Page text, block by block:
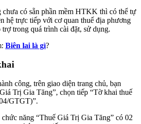
có sẵn phần mềm HTKK thì có thể tự
hệ trực tiếp với cơ quan thuế địa phương
trong quá trình cài đặt, sử dụng.
Biên lai là gì?
công, trên giao diện trang chủ, bạn
Trị Gia Tăng”, chọn tiếp “Tờ khai thuế
GTGT)”.
năng “Thuế Giá Trị Gia Tăng” có 02